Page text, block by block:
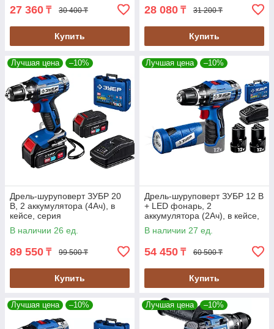
27 360 ₸ 30 400 ₸
Купить
28 080 ₸ 31 200 ₸
Купить
Лучшая цена –10%
Дрель-шуруповерт ЗУБР 20
В, 2 аккумулятора (4Ач), в
кейсе, серия
"Профессионал" (DL-201-42)
В наличии 26 ед.
89 550 ₸ 99 500 ₸
Купить
Лучшая цена –10%
Дрель-шуруповерт ЗУБР 12 В
+ LED фонарь, 2
аккумулятора (2Ач), в кейсе,
серия "Профессионал" (DL-
121-22F)
В наличии 27 ед.
54 450 ₸ 60 500 ₸
Купить
Лучшая цена –10% Лучшая цена –10%